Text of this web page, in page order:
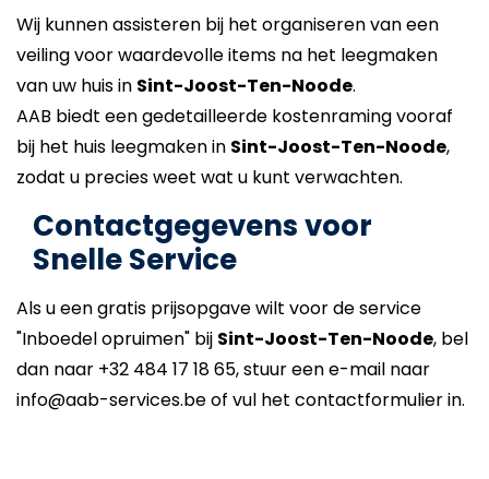
Wij kunnen assisteren bij het organiseren van een
veiling voor waardevolle items na het leegmaken
van uw huis in Sint-Joost-Ten-Noode.
AAB biedt een gedetailleerde kostenraming vooraf
bij het huis leegmaken in Sint-Joost-Ten-Noode,
zodat u precies weet wat u kunt verwachten.
Contactgegevens voor
Snelle Service
Als u een gratis prijsopgave wilt voor de service
"Inboedel opruimen" bij Sint-Joost-Ten-Noode, bel
dan naar +32 484 17 18 65, stuur een e-mail naar
info@aab-services.be of vul het contactformulier in.